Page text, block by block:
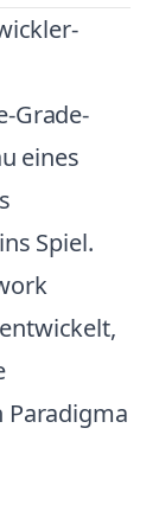
Grade-
eines
ins Spiel.
Paradigma